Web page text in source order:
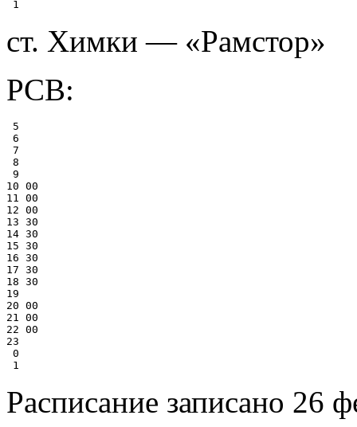
ст. Химки — «Рамстор»
РСВ:
5
6
7
8
9
10 00
11 00
12 00
13 30
14 30
15 30
16 30
17 30
18 30
19
20 00
21 00
22 00
23
0
Расписание записано 26